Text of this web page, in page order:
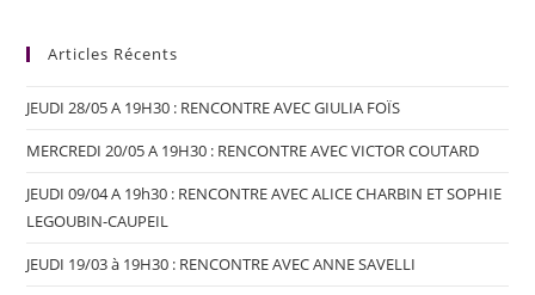
Articles Récents
JEUDI 28/05 A 19H30 : RENCONTRE AVEC GIULIA FOÏS
MERCREDI 20/05 A 19H30 : RENCONTRE AVEC VICTOR COUTARD
JEUDI 09/04 A 19h30 : RENCONTRE AVEC ALICE CHARBIN ET SOPHIE
LEGOUBIN-CAUPEIL
JEUDI 19/03 à 19H30 : RENCONTRE AVEC ANNE SAVELLI